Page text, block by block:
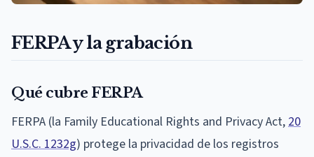
FERPA y la grabación
Qué cubre FERPA
FERPA (la Family Educational Rights and Privacy Act,20
U.S.C. 1232g) protege la privacidad de los registros